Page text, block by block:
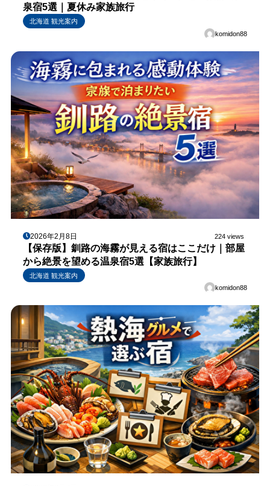
泉宿5選｜夏休み家族旅行
北海道 観光案内
komidon88
2026年2月8日 224 views
【保存版】釧路の海霧が見える宿はここだけ｜部屋
から絶景を望める温泉宿5選【家族旅行】
北海道 観光案内
komidon88